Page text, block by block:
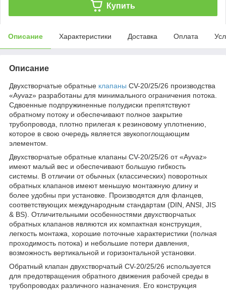
Купить
Описание Характеристики Доставка Оплата
Описание
Двухстворчатые обратные клапаны CV-20/25/26 производства
«Ayvaz» разработаны для минимального ограничения потока.
Сдвоенные подпружиненные полудиски препятствуют
обратному потоку и обеспечивают полное закрытие
трубопровода, плотно прилегая к резиновому уплотнению,
которое в свою очередь является звукопоглощающим
элементом.
Двухстворчатые обратные клапаны CV-20/25/26 от «Ayvaz»
имеют малый вес и обеспечивают большую гибкость
системы. В отличии от обычных (классических) поворотных
обратных клапанов имеют меньшую монтажную длину и
более удобны при установке. Производятся для фланцев,
соответствующих международным стандартам (DIN, ANSI, JIS
& BS). Отличительными особенностями двухстворчатых
обратных клапанов являются их компактная конструкция,
легкость монтажа, хорошие поточные характеристики (полная
проходимость потока) и небольшие потери давления,
возможность вертикальной и горизонтальной установки.
Обратный клапан двухстворчатый CV-20/25/26 используется
для предотвращения обратного движения рабочей среды в
трубопроводах различного назначения. Его конструкция